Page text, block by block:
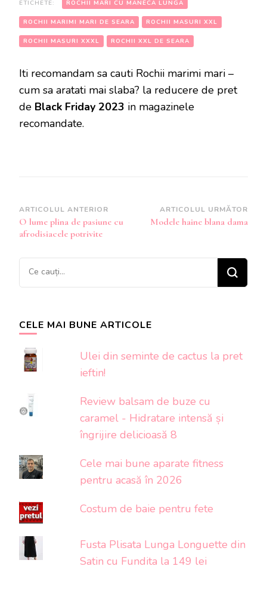
ETICHETE: ROCHII MARI CU MANECA LUNGA
ROCHII MARIMI MARI DE SEARA ROCHII MASURI XXL
ROCHII MASURI XXXL ROCHII XXL DE SEARA
Iti recomandam sa cauti Rochii marimi mari –
cum sa aratati mai slaba? la reducere de pret
de Black Friday 2023 in magazinele
recomandate.
Navigare
în
articole
ARTICOLUL ANTERIOR
O lume plina de pasiune cu
afrodisiacele potrivite
ARTICOLUL URMĂTOR
Modele haine blana dama
Cauți
ceva?
CELE MAI BUNE ARTICOLE
Ulei din seminte de cactus la pret
ieftin!
Review balsam de buze cu
caramel - Hidratare intensă și
îngrijire delicioasă 8
Cele mai bune aparate fitness
pentru acasă în 2026
Costum de baie pentru fete
Fusta Plisata Lunga Longuette din
Satin cu Fundita la 149 lei